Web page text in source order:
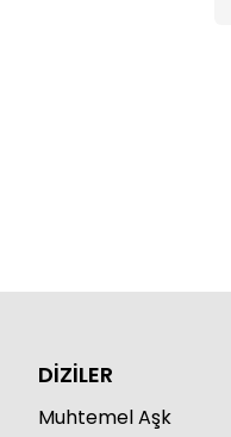
DİZİLER
Muhtemel Aşk